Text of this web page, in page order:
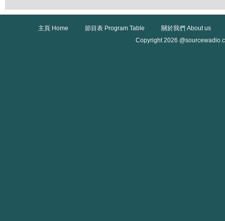
主頁 Home 節目表 Program Table
關於我們 About us
Copyright 2026